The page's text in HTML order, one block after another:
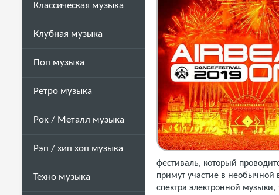
Классическая музыка
Клубная музыка
Поп музыка
Ретро музыка
Рок / Металл музыка
Рэп / хип хоп музыка
Техно музыка
фестиваль, который
примут участие в необычной
спектра электронной